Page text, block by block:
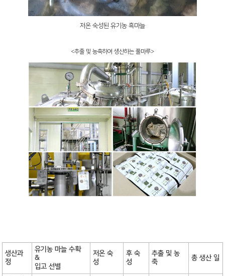
저온 숙성된 유기농 흑마늘
<추출 및 농축하여 생산하는 풀마루>
생산과
정
유기농 마늘 수확
&
입고 선별
저온 숙
성
후 숙
성
추출 및 농
축
총 생산 일